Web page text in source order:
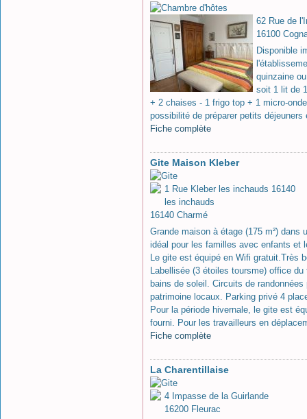
62 Rue de
16100
Disponible
quinzaine
soit 1 lit de
+ 2 chaises - 1 frigo top + 1 micro-
possibilité de préparer petits
Fiche complète
Gite Maison Kleber
1 Rue Kleber les inchauds 16140
les inchauds
16140 Charmé
Grande maison à étage (175 m²)
idéal pour les familles avec enfants et
Le gite est équipé en Wifi gratuit.Très
Labellisée (3 étoiles toursme) office
bains de soleil. Circuits de
patrimoine locaux. Parking privé 4
Pour la période hivernale, le gite est
fourni. Pour les travailleurs en
Fiche complète
La Charentillaise
4 Impasse de la Guirlande
16200 Fleurac